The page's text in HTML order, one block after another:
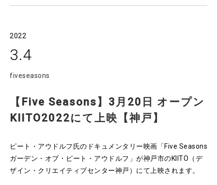
2022
3.4
fiveseasons
【Five Seasons】3月20日 オープン
KIITO2022にて上映【神戸】
ピート・アウドルフ氏のドキュメンタリー映画「Five Seasons
ガーデン・オブ・ピート・アウドルフ」が神戸市のKIITO（デ
ザイン・クリエイティブセンター神戸）にて上映されます。